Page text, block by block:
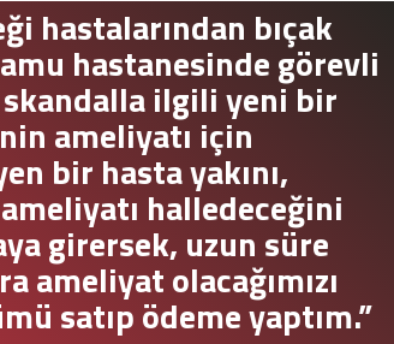
hastalarından bıçak
hastanesinde görevli
ilgili yeni bir
ameliyatı için
bir hasta yakını,
halledeceğini
girersek, uzun süre
ameliyat olacağımızı
satıp ödeme yaptım.”